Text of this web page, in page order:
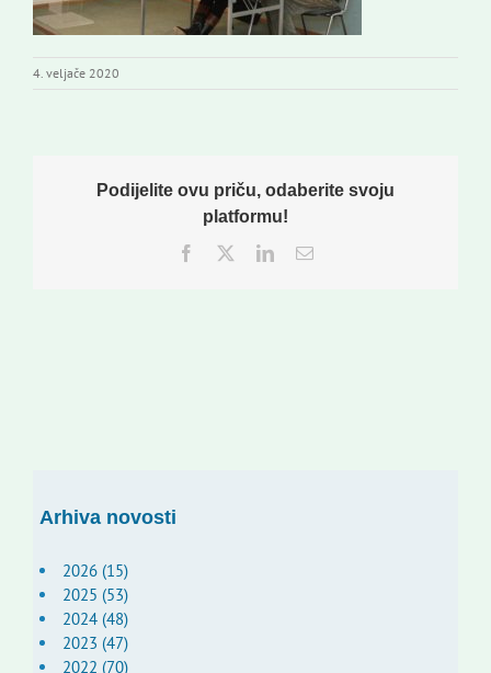
4. veljače 2020
Podijelite ovu priču, odaberite svoju
platformu!
Facebook
TwitterLinkedInEmail:
Arhiva novosti
2026 (15)
2025 (53)
2024 (48)
2023 (47)
2022 (70)